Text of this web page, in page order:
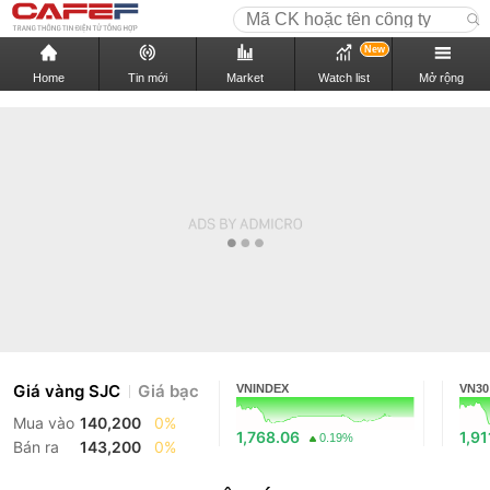
Home Tin mới Market Watch list
New
Mở rộng
Giá vàng SJC Giá bạc
Mua vào 140,200
0%
Bán ra
143,200 0%
VNINDEX
1,768.06 0.19%
VN30